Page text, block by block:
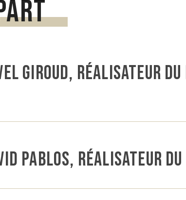
Giroud, réalisateur
Pablos, réalisateur du